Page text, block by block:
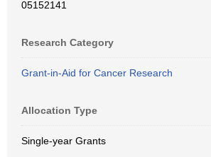
05152141
Research Category
Grant-in-Aid for Cancer Research
Allocation Type
Single-year Grants